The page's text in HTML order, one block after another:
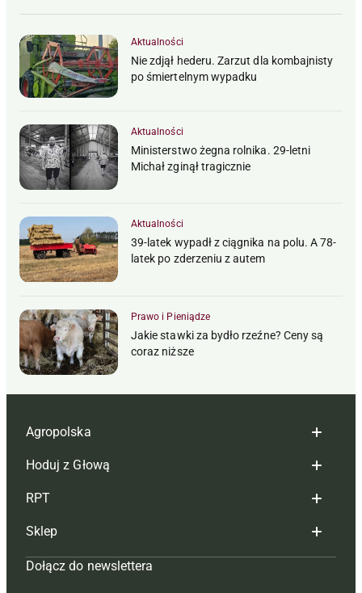
Aktualności
Nie zdjął hederu. Zarzut dla kombajnisty
po śmiertelnym wypadku
Aktualności
Ministerstwo żegna rolnika. 29-letni
Michał zginął tragicznie
Aktualności
39-latek wypadł z ciągnika na polu. A 78-
latek po zderzeniu z autem
Prawo i Pieniądze
Jakie stawki za bydło rzeźne? Ceny są
coraz niższe
Agropolska
Redakcja
Reklama
Tagi
Mapa serwisu
Hoduj z Głową
Hoduj z głową bydło
Hoduj z głową świnie
Prenumerata
RPT
Redakcja
Prenumerata
Sklep
Czasopisma i prenumerata
Dołącz do newslettera